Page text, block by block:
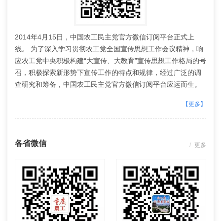
2014年4月15日，中国农工民主党官方微信订阅平台正式上
线。 为了深入学习贯彻农工党全国宣传思想工作会议精神，响
应农工党中央积极构建“大宣传、大教育”宣传思想工作格局的号
召，积极探索新形势下宣传工作的特点和规律，经过广泛的调
查研究和筹备，中国农工民主党官方微信订阅平台应运而生。
工作拓展至移动互联网平台。 中国农工民主党微信订阅平台通
过微信这一新兴网络平台，向社会介绍中国农工民主党参政议
【更多】
更多
各省微信